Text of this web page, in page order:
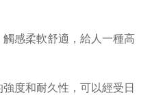
感柔軟舒適，給人一種高
度和耐久性，可以經受日